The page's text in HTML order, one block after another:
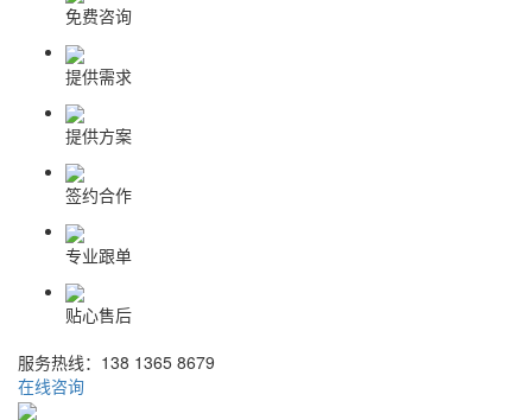
免费咨询
提供需求
提供方案
签约合作
专业跟单
贴心售后
服务热线： 138 1365 8679
在线咨询